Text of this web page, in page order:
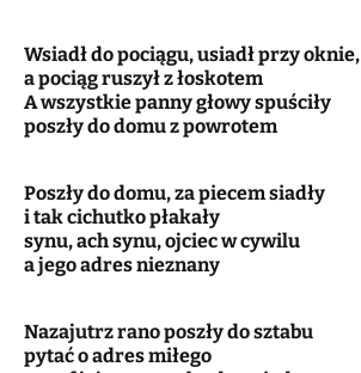
Wsiadł do pociągu, usiadł przy oknie,
a pociąg ruszył z łoskotem
A wszystkie panny głowy spuściły
poszły do domu z powrotem
Poszły do domu, za piecem siadły
i tak cichutko płakały
synu, ach synu, ojciec w cywilu
a jego adres nieznany
Nazajutrz rano poszły do sztabu
pytać o adres miłego